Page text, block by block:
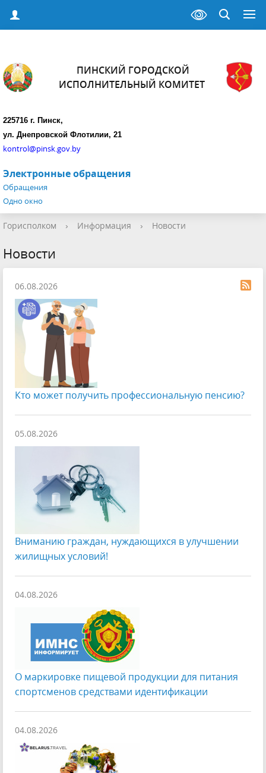
ПИНСКИЙ ГОРОДСКОЙ
ИСПОЛНИТЕЛЬНЫЙ КОМИТЕТ
225716 г. Пинск,
ул. Днепровской Флотилии, 21
kontrol@pinsk.gov.by
Электронные обращения
Обращения
Одно окно
Горисполком › Информация › Новости
Новости
06.08.2026
Кто может получить профессиональную пенсию?
05.08.2026
Вниманию граждан, нуждающихся в улучшении
жилищных условий!
04.08.2026
О маркировке пищевой продукции для питания
спортсменов средствами идентификации
04.08.2026